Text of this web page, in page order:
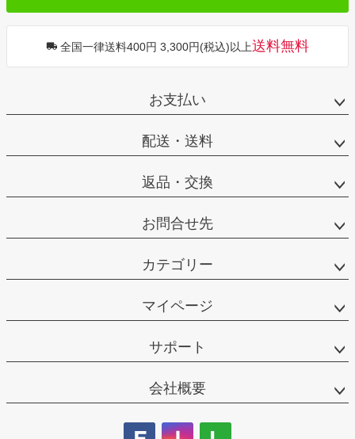
全国一律送料400円 3,300円(税込)以上送料無料
お支払い
配送・送料
返品・交換
お問合せ先
カテゴリー
マイページ
サポート
会社概要